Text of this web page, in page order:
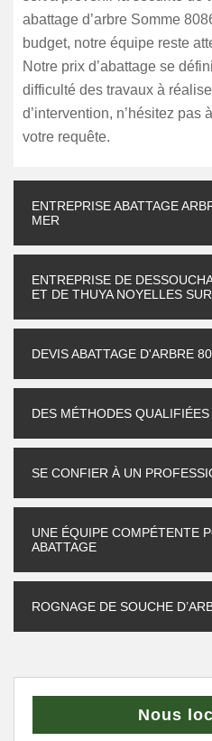
abattage d’arbre Somme
budget, notre équipe reste
Notre prix d’abattage se
difficulté des travaux à
d’intervention, n’hésitez pas
votre requête.
ENTREPRISE ABATTAGE
MER
ENTREPRISE DE
ET DE THUYA NOYELLES
DEVIS ABATTAGE D'ARBRE
DES MÉTHODES QUALIFIÉES
SE CONFIER À UN
UNE ÉQUIPE COMPÉTENTE
ABATTAGE
ROGNAGE DE SOUCHE
Nous